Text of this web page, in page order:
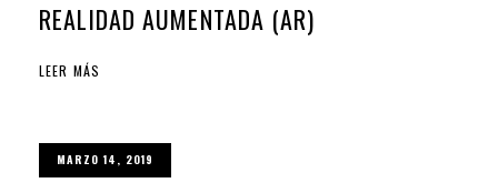
REALIDAD AUMENTADA (AR)
LEER MÁS
MARZO 14, 2019